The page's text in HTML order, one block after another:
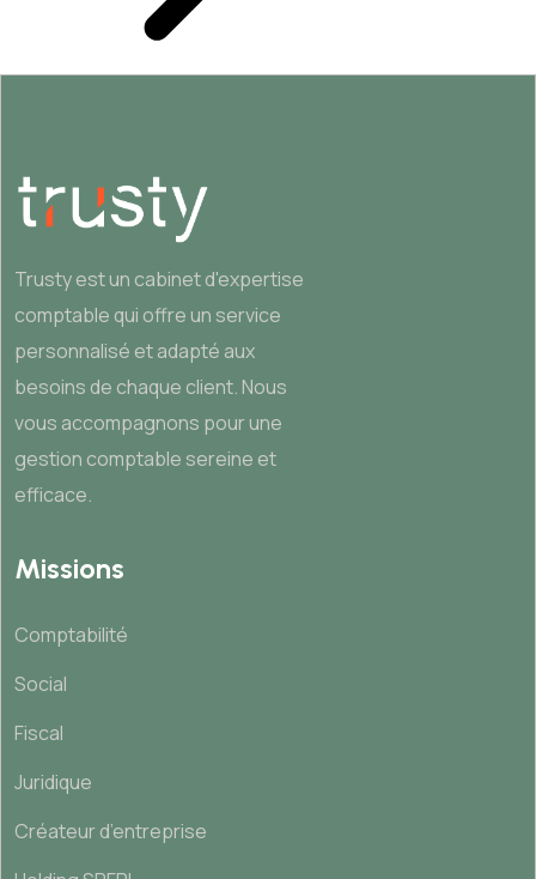
Trusty est un cabinet d'expertise
comptable qui offre un service
personnalisé et adapté aux
besoins de chaque client. Nous
vous accompagnons pour une
gestion comptable sereine et
efficace.
Missions
Comptabilité
Social
Fiscal
Juridique
Créateur d’entreprise